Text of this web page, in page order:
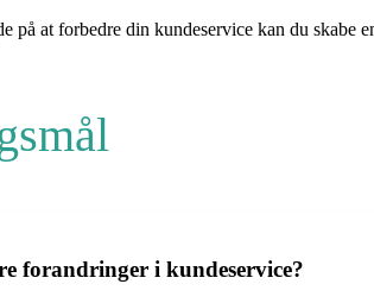
på at forbedre din kundeservice kan du skabe
forandringer i kundeservice?